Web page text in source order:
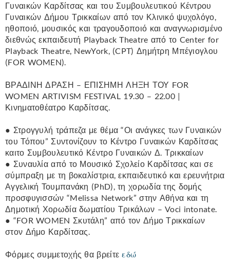
Γυναικών Καρδίτσας και του Συμβουλευτικού Κέντρου
Γυναικών Δήμου Τρικκαίων από τον Κλινικό ψυχολόγο,
ηθοποιό, μουσικός και τραγουδοποιό και αναγνωρισμένο
διεθνώς εκπαιδευτή Playback Theatre από το Center for
Playback Theatre, NewYork, (CPT) Δημήτρη Μπέγιογλου
(FOR WOMEN).
ΒΡΑΔΙΝΗ ΔΡΑΣΗ – ΕΠΙΣΗΜΗ ΛΗΞΗ ΤΟΥ FOR
WOMEN ARTIVISM FESTIVAL 19.30 – 22.00 |
Κινηματοθέατρο Καρδίτσας.
● Στρογγυλή τράπεζα με θέμα “Οι ανάγκες των Γυναικών
του Τόπου” Συντονίζουν το Κέντρο Γυναικών Καρδίτσας
καιτο Συμβουλευτικό Κέντρο Γυναικών Δ. Τρικκαίων
● Συναυλία από το Μουσικό Σχολείο Καρδίτσας και σε
σύμπραξη με τη βοκαλίστρια, εκπαιδευτικό και ερευνήτρια
Αγγελική Τουμπανάκη (PhD), τη χορωδία της δομής
προσφυγισσών “Melissa Network” στην Αθήνα και τη
Δημοτική Χορωδία δωματίου Τρικάλων – Voci intonate.
● “FOR WOMEN Σκυτάλη” από τον Δήμο Τρικκαίων
στον Δήμο Καρδίτσας.
Φόρμες συμμετοχής θα βρείτεεδώ